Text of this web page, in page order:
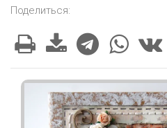
Поделиться: